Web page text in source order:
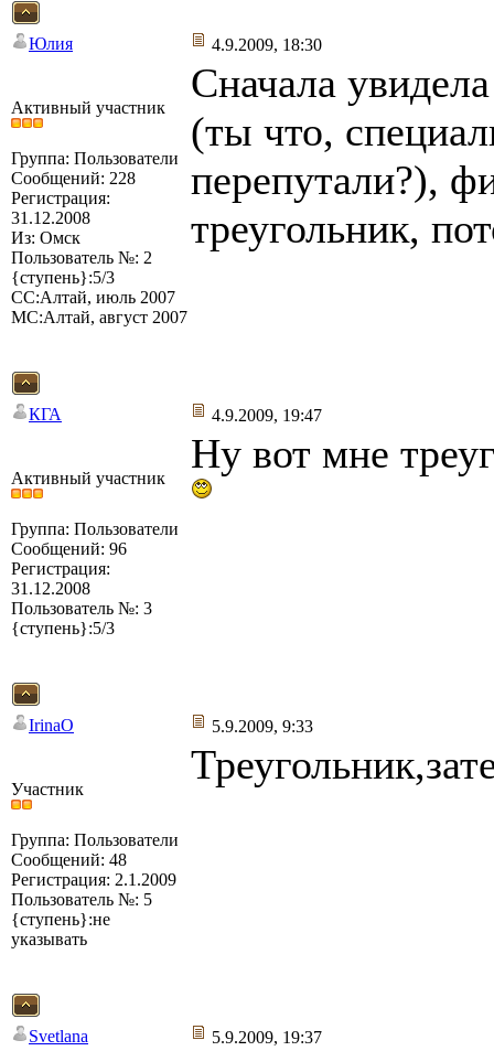
Юлия 4.9.2009, 18:30
Активный участник
Группа: Пользователи
Сообщений: 228
Регистрация:
31.12.2008
Из: Омск
Пользователь №: 2
{ступень}:5/3
СС:Алтай, июль 2007
МС:Алтай, август 2007
Сначала
(ты что,
перепутали?),
треугольник,
КГА 4.9.2009, 19:47
Активный участник
Группа: Пользователи
Сообщений: 96
Регистрация:
31.12.2008
Пользователь №: 3
{ступень}:5/3
Ну вот мне
IrinaO 5.9.2009, 9:33
Участник
Группа: Пользователи
Сообщений: 48
Регистрация: 2.1.2009
Пользователь №: 5
{ступень}:не
указывать
Svetlana 5.9.2009, 19:37